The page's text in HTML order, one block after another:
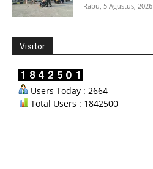
Rabu, 5 Agustus, 2026
Visitor
Users Today : 2664
Total Users : 1842500